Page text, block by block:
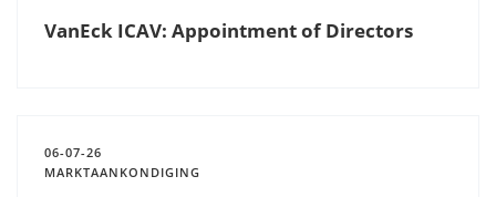
VanEck ICAV: Appointment of Directors
06-07-26
MARKTAANKONDIGING